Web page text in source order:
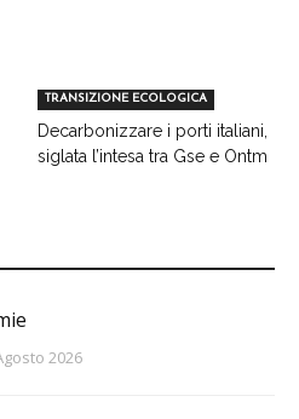
TRANSIZIONE ECOLOGICA
Decarbonizzare i porti italiani,
siglata l’intesa tra Gse e Ontm
2026